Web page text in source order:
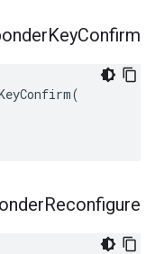
KeyConfirm
Reconfigure